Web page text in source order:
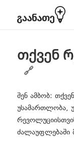
გპასუხობთ
აქტუალური
მიმართვა
Facebook
YouTube
TikTok
თქვენ
შენ ამბობ:
უსამართლობა,
ძალაუფლებაში